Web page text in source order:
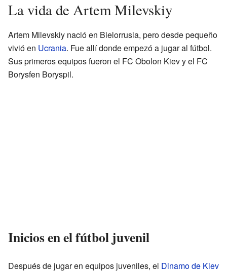
La vida de Artem Milevskiy
Artem Milevskiy nació en Bielorrusia, pero desde pequeño
vivió en Ucrania. Fue allí donde empezó a jugar al fútbol.
Sus primeros equipos fueron el FC Obolon Kiev y el FC
Borysfen Boryspil.
Inicios en el fútbol juvenil
Después de jugar en equipos juveniles, el Dinamo de Kiev